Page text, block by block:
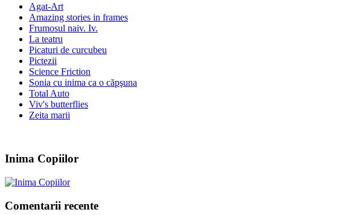
Agat-Art
Amazing stories in frames
Frumosul naiv. Iv.
La teatru
Picaturi de curcubeu
Pictezii
Science Friction
Sonia cu inima ca o căpşuna
Total Auto
Viv's butterflies
Zeita marii
Inima Copiilor
Comentarii recente